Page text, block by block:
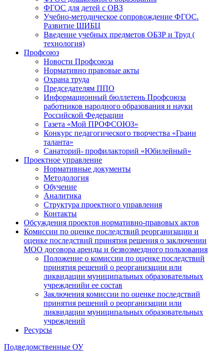
ФГОС для детей с ОВЗ
Учебно-методическое сопровождение ФГОС.
Развитие ШИБЦ
Введение учебных предметов ОБЗР и Труд (
технология)
Профсоюз
Новости Профсоюза
Нормативно правовые акты
Охрана труда
Председателям ППО
Информационный бюллетень Профсоюза
работников народного образования и науки
Российской Федерации
Газета «Мой ПРОФСОЮЗ»
Конкурс педагогического творчества «Грани
таланта»
Санаторий- профилакторий «Юбилейный»
Проектное управление
Нормативные документы
Методология
Обучение
Аналитика
Структура проектного управления
Контакты
Обсуждения проектов нормативно-правовых актов
Комиссии по оценке последствий реорганизации и
оценке последствий принятия решения о заключении
МОО договора аренды и безвозмездного пользования
Положение о комиссии по оценке последствий
принятия решений о реорганизации или
ликвидации муниципальных образовательных
учрежденийи ее состав
Заключения комиссии по оценке последствий
принятия решений о реорганизации или
ликвидации муниципальных образовательных
учреждений
Ресурсы
Подведомственные ОУ